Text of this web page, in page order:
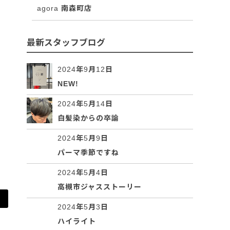
agora 南森町店
最新スタッフブログ
2024年9月12日
NEW!
2024年5月14日
白髪染からの卒論
2024年5月9日
パーマ季節ですね
2024年5月4日
高槻市ジャスストーリー
2024年5月3日
ハイライト